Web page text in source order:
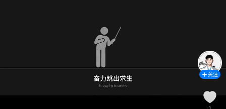
关注